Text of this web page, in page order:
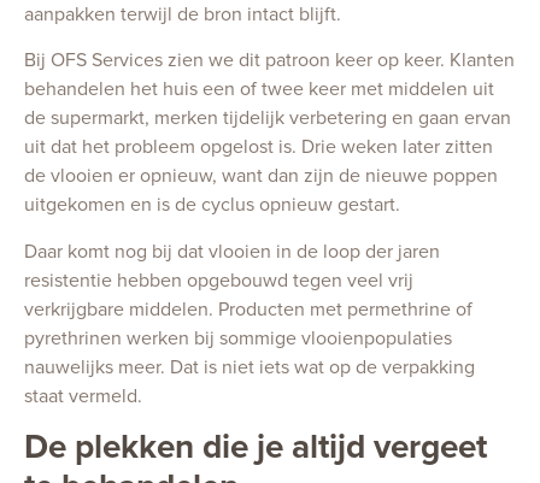
aanpakken terwijl de bron intact blijft.
Bij OFS Services zien we dit patroon keer op keer. Klanten
behandelen het huis een of twee keer met middelen uit
de supermarkt, merken tijdelijk verbetering en gaan ervan
uit dat het probleem opgelost is. Drie weken later zitten
de vlooien er opnieuw, want dan zijn de nieuwe poppen
uitgekomen en is de cyclus opnieuw gestart.
Daar komt nog bij dat vlooien in de loop der jaren
resistentie hebben opgebouwd tegen veel vrij
verkrijgbare middelen. Producten met permethrine of
pyrethrinen werken bij sommige vlooienpopulaties
nauwelijks meer. Dat is niet iets wat op de verpakking
staat vermeld.
De plekken die je altijd vergeet